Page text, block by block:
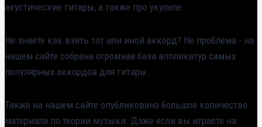
акустические гитары, а также про укулеле.
Не знаете как взять тот или иной аккорд? Не проблема - на
нашем сайте собрана огромная база аппликатур самых
популярных аккордов для гитары.
Также на нашем сайте опубликовано большое количество
материала по теории музыки. Даже если вы играете на